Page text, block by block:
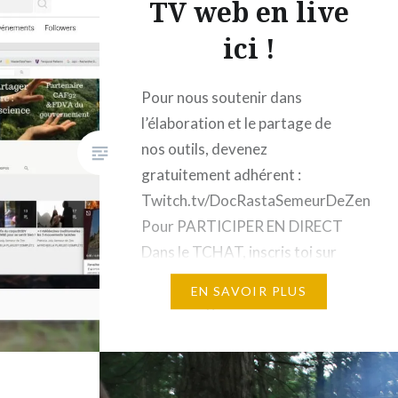
tous
TV web en live
ici !
Pour nous soutenir dans
l’élaboration et le partage de
nos outils, devenez
gratuitement adhérent :
Twitch.tv/DocRastaSemeurDeZen
Pour PARTICIPER EN DIRECT
Dans le TCHAT, inscris toi sur
twitch.tv/DocRastaSemeurDeZen,
ordi ou depuis ton smartphone
en chargeant l’appli TWITCH,
EN SAVOIR PLUS